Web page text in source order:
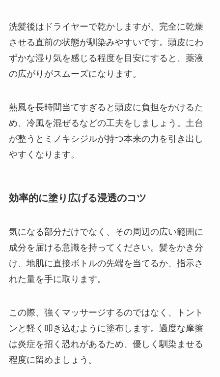
洗髪後はドライヤーで乾かしますが、完全に乾燥
させる直前の状態が馴染みやすいです。頭皮にわ
ずかな湿り気を感じる程度を目安にすると、薬液
の広がりがスムーズになります。
熱風を長時間当てすぎると頭皮に負担をかけるた
め、冷風を混ぜるなどの工夫をしましょう。土台
が整うとミノキシジルが持つ本来の力を引き出し
やすくなります。
効率的に塗り広げる浸透のコツ
気になる部分だけでなく、その周辺の広い範囲に
成分を届ける意識を持ってください。髪をかき分
け、地肌に直接ボトルの先端を当てるか、指示さ
れた量を手に取ります。
この際、強くマッサージするのではなく、トント
ンと軽く叩き込むように塗布します。過度な摩擦
は炎症を招く恐れがあるため、優しく馴染ませる
程度に留めましょう。